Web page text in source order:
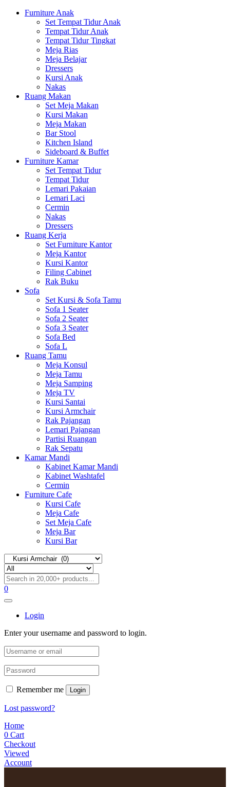
Furniture Anak
Set Tempat Tidur Anak
Tempat Tidur Anak
Tempat Tidur Tingkat
Meja Rias
Meja Belajar
Dressers
Kursi Anak
Nakas
Ruang Makan
Set Meja Makan
Kursi Makan
Meja Makan
Bar Stool
Kitchen Island
Sideboard & Buffet
Furniture Kamar
Set Tempat Tidur
Tempat Tidur
Lemari Pakaian
Lemari Laci
Cermin
Nakas
Dressers
Ruang Kerja
Set Furniture Kantor
Meja Kantor
Kursi Kantor
Filing Cabinet
Rak Buku
Sofa
Set Kursi & Sofa Tamu
Sofa 1 Seater
Sofa 2 Seater
Sofa 3 Seater
Sofa Bed
Sofa L
Ruang Tamu
Meja Konsul
Meja Tamu
Meja Samping
Meja TV
Kursi Santai
Kursi Armchair
Rak Pajangan
Lemari Pajangan
Partisi Ruangan
Rak Sepatu
Kamar Mandi
Kabinet Kamar Mandi
Kabinet Washtafel
Cermin
Furniture Cafe
Kursi Cafe
Meja Cafe
Set Meja Cafe
Meja Bar
Kursi Bar
0
Login
Enter your username and password to login.
Remember me Login
Lost password?
Home
0 Cart
Checkout
Viewed
Account